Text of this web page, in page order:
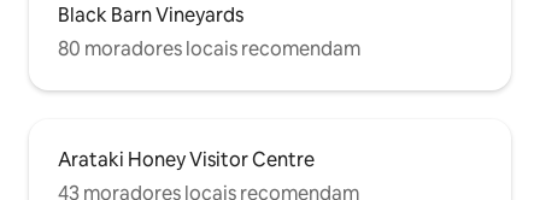
Black Barn Vineyards
80 moradores locais recomendam
Arataki Honey Visitor Centre
43 moradores locais recomendam